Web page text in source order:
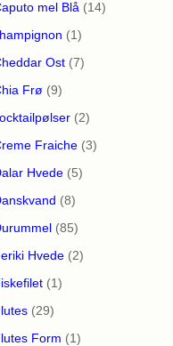
mel Blå (14)
(1)
Ost (7)
Frø (9)
(2)
Fraiche (3)
Hvede (5)
(8)
(85)
Hvede (2)
(1)
(29)
Form (1)